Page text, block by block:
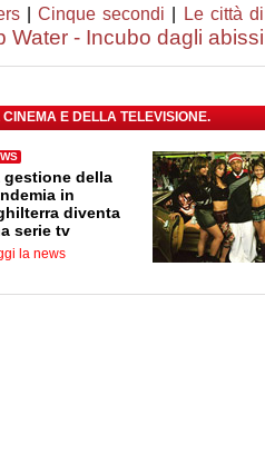
|Cinque secondi
Le città
Water - Incubo dagli abissi
E DELLA TELEVISIONE.
gestione della
in
diventa
serie tv
la news